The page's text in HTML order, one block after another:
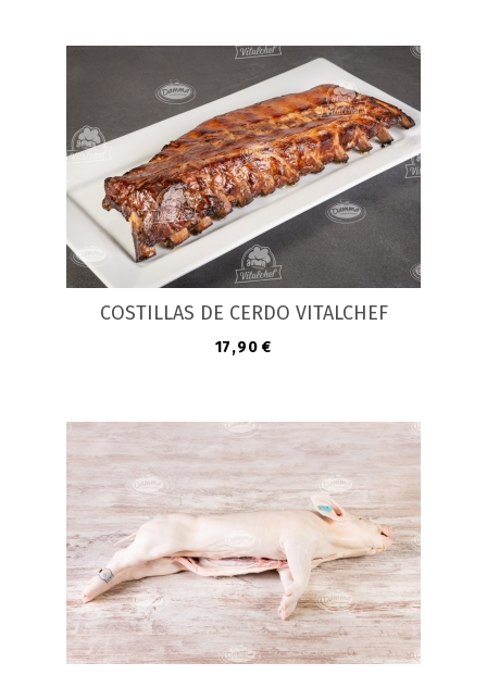
COSTILLAS DE CERDO VITALCHEF
Precio
17,90 €